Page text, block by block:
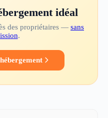
idéal
des propriétaires — sans
.